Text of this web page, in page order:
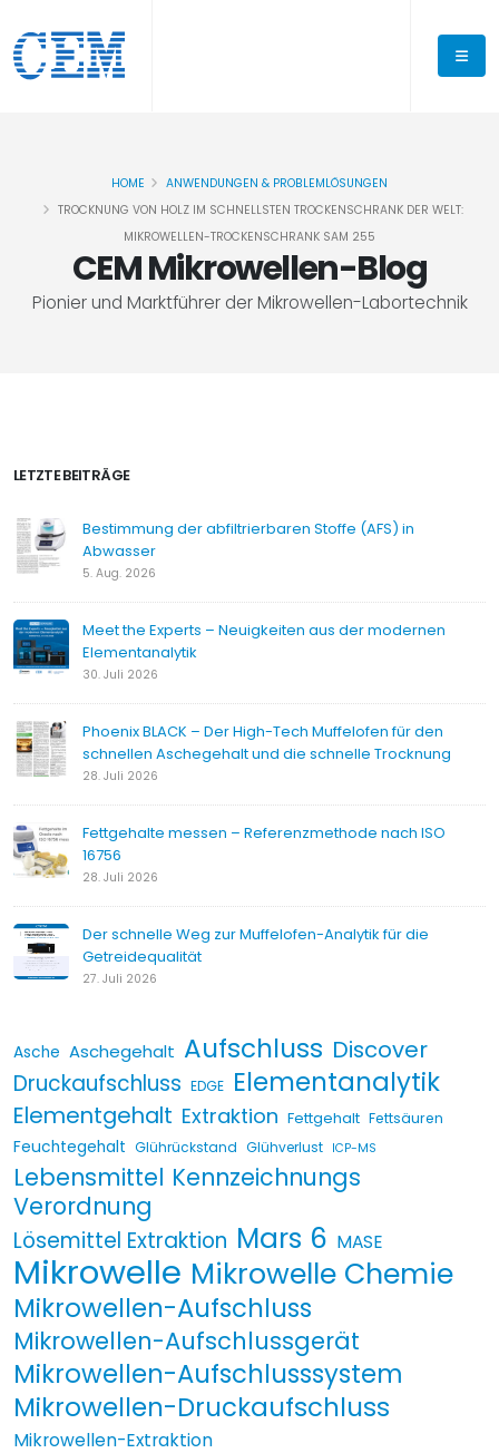
CEM Mikrowellen-Blog
Pionier und Marktführer der Mikrowellen-Labortechnik
HOME
ANWENDUNGEN & PROBLEMLÖSUNGEN
TROCKNUNG VON HOLZ IM SCHNELLSTEN TROCKENSCHRANK DER WELT:
MIKROWELLEN-TROCKENSCHRANK SAM 255
LETZTE BEITRÄGE
Bestimmung der abfiltrierbaren Stoffe (AFS) in
Abwasser
5. Aug. 2026
Meet the Experts – Neuigkeiten aus der modernen
Elementanalytik
30. Juli 2026
Phoenix BLACK – Der High-Tech Muffelofen für den
schnellen Aschegehalt und die schnelle Trocknung
28. Juli 2026
Fettgehalte messen – Referenzmethode nach ISO
16756
28. Juli 2026
Der schnelle Weg zur Muffelofen-Analytik für die
Getreidequalität
27. Juli 2026
Asche Aschegehalt Aufschluss Discover
Druckaufschluss EDGE Elementanalytik
Elementgehalt Extraktion Fettgehalt Fettsäuren
Feuchtegehalt Glührückstand Glühverlust ICP-MS
Lebensmittel Kennzeichnungs
Verordnung
Lösemittel Extraktion Mars 6 MASE
Mikrowelle Mikrowelle Chemie
Mikrowellen-Aufschluss
Mikrowellen-Aufschlussgerät
Mikrowellen-Aufschlusssystem
Mikrowellen-Druckaufschluss
Mikrowellen-Extraktion